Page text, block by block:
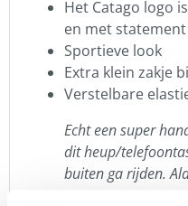
Het Catago logo
en met
Sportieve look
Extra klein zakje
Verstelbare
Echt een super
dit heup/
buiten ga rijden.